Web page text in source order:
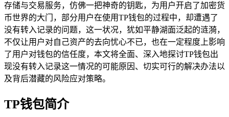
存储与交易服务，仿佛一把神奇的钥匙，为用户开启了加密货
币世界的大门，部分用户在使用TP钱包的过程中，却遭遇了
没有转入记录的问题，这一状况，犹如平静湖面泛起的涟漪，
不仅让用户对自己资产的去向忧心不已，也在一定程度上影响
了用户对钱包的信任度，本文将全面、深入地探讨TP钱包出
现没有转入记录这一情况的可能原因、切实可行的解决办法以
及背后潜藏的风险应对策略。
TP钱包简介